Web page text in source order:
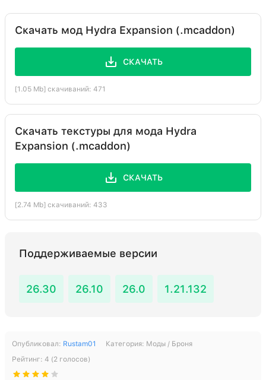
Скачать мод Hydra Expansion (.mcaddon)
СКАЧАТЬ
[1.05 Mb] скачиваний: 471
Скачать текстуры для мода Hydra
Expansion (.mcaddon)
СКАЧАТЬ
[2.74 Mb] скачиваний: 433
Поддерживаемые версии
26.30 26.10 26.0 1.21.132
Опубликовал: Rustam01 Категория: Моды / Броня
Рейтинг: 4 (2 голосов)